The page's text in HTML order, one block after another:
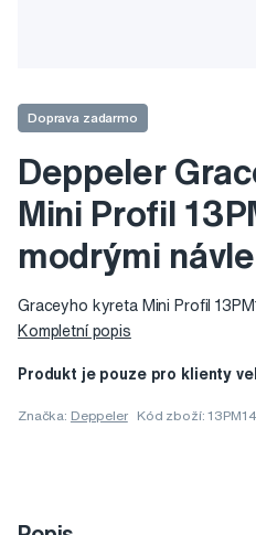
Doprava zadarmo
Deppeler
Mini Profil
modrými
Graceyho kyreta Mini Profil
Kompletní popis
Produkt je pouze pro klienty
Značka: Deppeler Kód zboží: